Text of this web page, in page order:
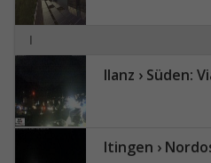
I
Ilanz › Süden: Via Centrala -
Itingen › Nordosten: